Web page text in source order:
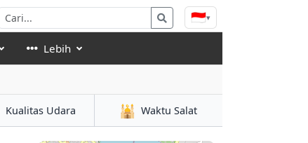
🇮🇩▾
Lebih
Kualitas Udara 🕌 Waktu Salat